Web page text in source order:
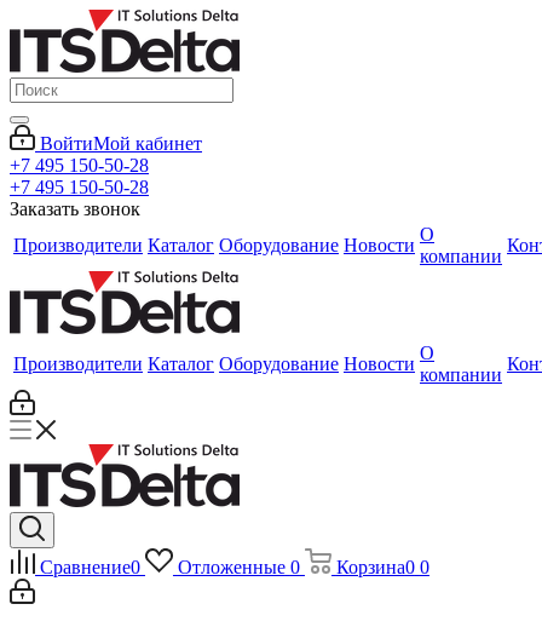
ВойтиМой кабинет
+7 495 150-50-28
+7 495 150-50-28
Заказать звонок
Производители Каталог Оборудование Новости
О
компании
Производители Каталог Оборудование Новости
О
компании
Сравнение0 Отложенные 0 Корзина0 0